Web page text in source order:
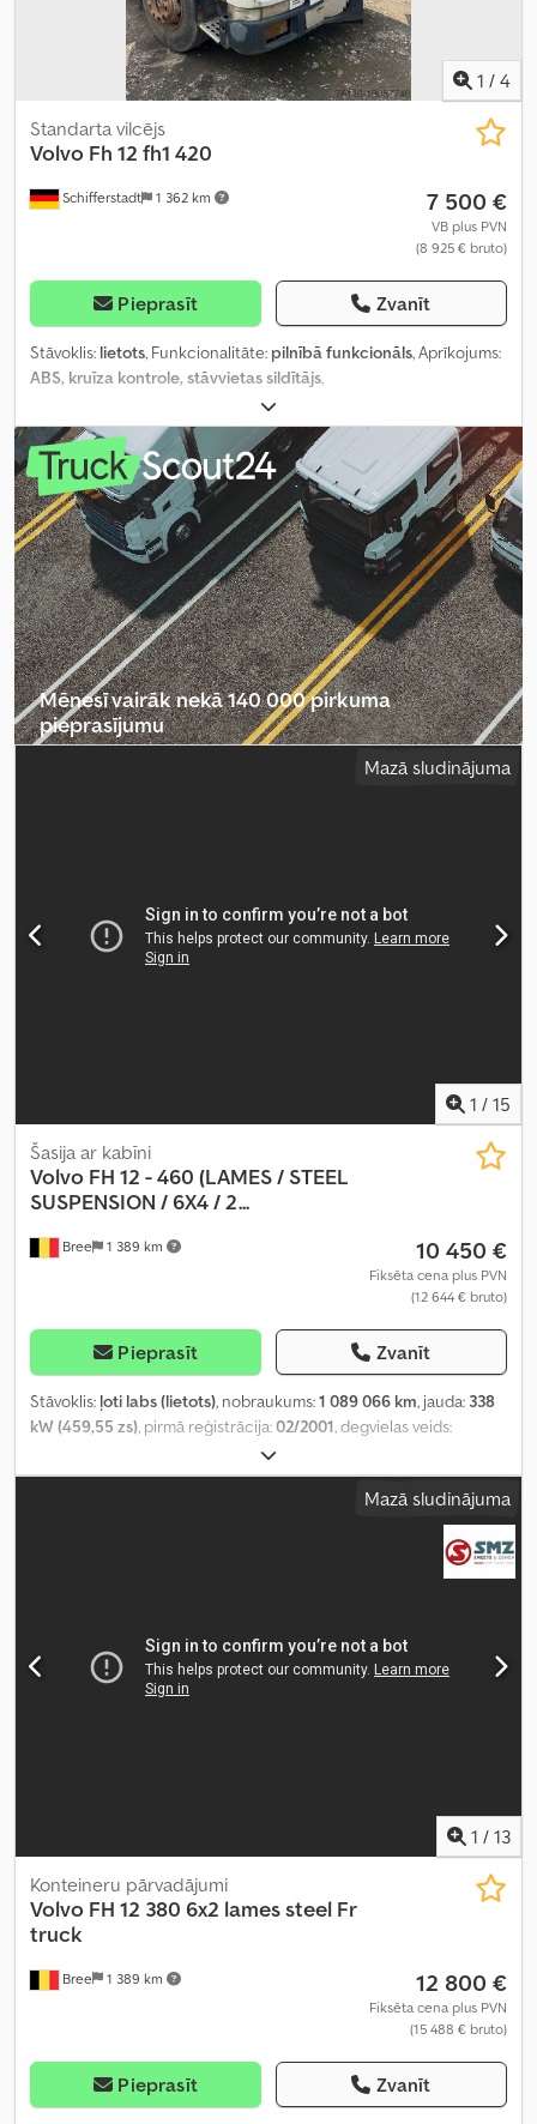
1 / 4
Schifferstadt 1 362 km
Standarta vilcējs
Volvo Fh 12 fh1 420
7 500 €
VB plus PVN
(8 925 € bruto)
Pieprasīt Zvanīt
Stāvoklis: lietots, Funkcionalitāte: pilnībā funkcionāls, Aprīkojums:
ABS, kruīza kontrole, stāvvietas sildītājs,
Mēnesī vairāk nekā 140 000 pirkuma
pieprasījumu
Izvēlēties tirgotāja paketiMazā sludinājuma
1 / 15
Bree 1 389 km
Šasija ar kabīni
Volvo FH 12 - 460 (LAMES / STEEL
SUSPENSION / 6X4 / 2...
10 450 €
Fiksēta cena plus PVN
(12 644 € bruto)
Pieprasīt Zvanīt
Stāvoklis: ļoti labs (lietots), nobraukums:1 089 066 km, jauda: 338
kW (459,55 zs), pirmā reģistrācija:02/2001, degvielas veids:
50 procenti
degviela:dīzeļdegviela, bremzes:dzinēja bremzēšana, krāsa:cits,
, pārnesuma veids:mehānisks,
, kopējais garums:
, kopējais augstums:4 000
Mazā sludinājuma
1 / 13
Bree 1 389 km
Konteineru pārvadājumi
Volvo FH 12 380 6x2 lames steel Fr
truck
12 800 €
Fiksēta cena plus PVN
(15 488 € bruto)
Pieprasīt Zvanīt